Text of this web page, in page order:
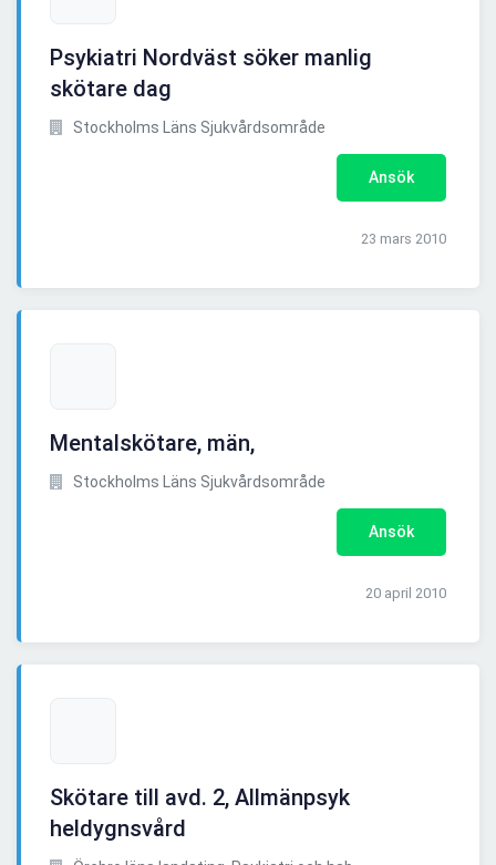
Psykiatri Nordväst söker manlig
skötare dag
Stockholms Läns Sjukvårdsområde
Ansök
23 mars 2010
Mentalskötare, män,
Stockholms Läns Sjukvårdsområde
Ansök
20 april 2010
Skötare till avd. 2, Allmänpsyk
heldygnsvård